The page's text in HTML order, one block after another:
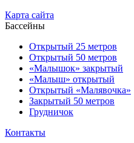
Карта сайта
Бассейны
Открытый 25 метров
Открытый 50 метров
«Малышок» закрытый
«Малыш» открытый
Открытый «Малявочка»
Закрытый 50 метров
Грудничок
Контакты